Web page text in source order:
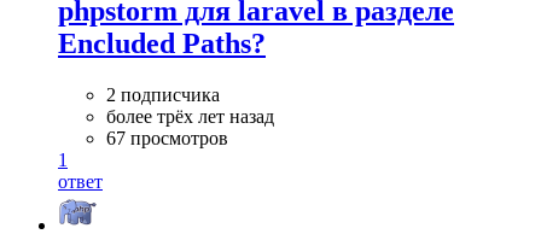
phpstorm для laravel в разделе
Encluded Paths?
2 подписчика
более трёх лет назад
67 просмотров
1
ответ